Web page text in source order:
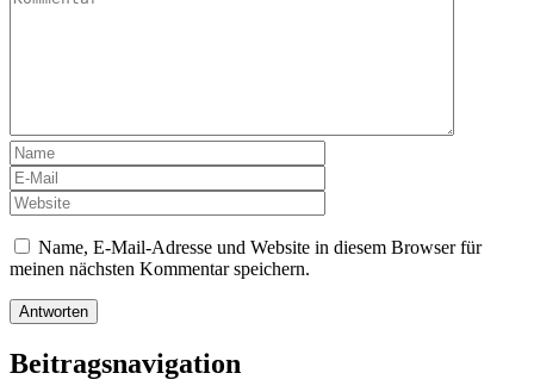
Name, E-Mail-Adresse und Website in diesem Browser für
meinen nächsten Kommentar speichern.
Beitragsnavigation